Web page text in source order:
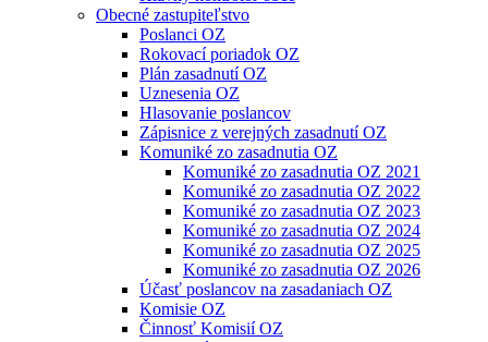
Obecné zastupiteľstvo
Poslanci OZ
Rokovací poriadok OZ
Plán zasadnutí OZ
Uznesenia OZ
Hlasovanie poslancov
Zápisnice z verejných zasadnutí OZ
Komuniké zo zasadnutia OZ
Komuniké zo zasadnutia OZ 2021
Komuniké zo zasadnutia OZ 2022
Komuniké zo zasadnutia OZ 2023
Komuniké zo zasadnutia OZ 2024
Komuniké zo zasadnutia OZ 2025
Komuniké zo zasadnutia OZ 2026
Účasť poslancov na zasadaniach OZ
Komisie OZ
Činnosť Komisií OZ